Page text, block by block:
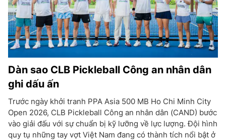
Dàn sao CLB Pickleball Công an nhân dân
ghi dấu ấn
Trước ngày khởi tranh PPA Asia 500 MB Ho Chi Minh City
Open 2026, CLB Pickleball Công an nhân dân (CAND) bước
vào giải đấu với sự chuẩn bị kỹ lưỡng về lực lượng. Đội hình
quy tụ những tay vợt Việt Nam đang có thành tích nổi bật ở